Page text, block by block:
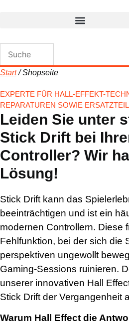
Start/ Shopseite
EXPERTE FÜR HALL-EFFEKT-
REPARATUREN SOWIE
Leiden Sie unter
Stick Drift bei
Controller? Wir
Lösung!
Stick Drift kann das
beeinträchtigen und ist ein
modernen Controllern. Diese
Fehlfunktion, bei der sich die
perspektiven ungewollt
Gaming-Sessions ruinieren.
unserer innovativen Hall
Stick Drift der Vergangenheit
Warum Hall Effect die